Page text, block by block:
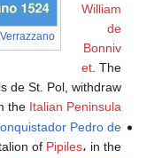
Verrazzano
William
de
Bonniv
et. The
de St. Pol, withdraw
the Italian Peninsula
Pedro de
of Pipiles، in the